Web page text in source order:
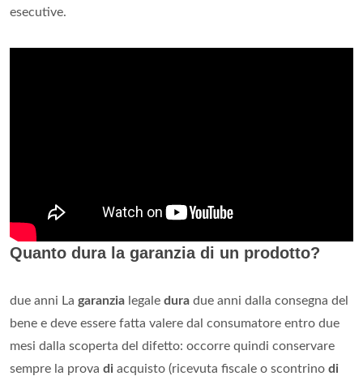
esecutive.
Quanto dura la garanzia di un prodotto?
due anni La garanzia legale dura due anni dalla consegna del
bene e deve essere fatta valere dal consumatore entro due
mesi dalla scoperta del difetto: occorre quindi conservare
sempre la prova di acquisto (ricevuta fiscale o scontrino di